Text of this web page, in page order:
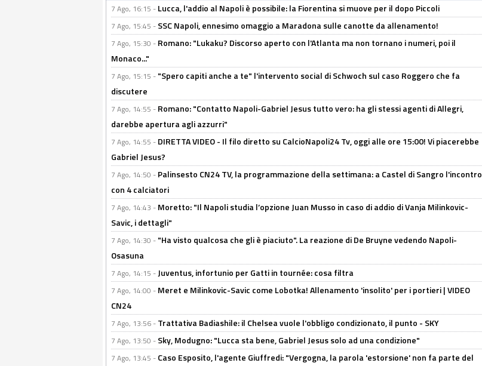
7 Ago, 16:15 - Lucca, l'addio al Napoli è possibile: la Fiorentina si muove per il dopo Piccoli
7 Ago, 15:45 - SSC Napoli, ennesimo omaggio a Maradona sulle canotte da allenamento!
7 Ago, 15:30 - Romano: "Lukaku? Discorso aperto con l'Atlanta ma non tornano i numeri, poi il
Monaco..."
7 Ago, 15:15 - "Spero capiti anche a te" l'intervento social di Schwoch sul caso Roggero che fa
discutere
7 Ago, 14:55 - Romano: "Contatto Napoli-Gabriel Jesus tutto vero: ha gli stessi agenti di Allegri,
darebbe apertura agli azzurri"
7 Ago, 14:55 - DIRETTA VIDEO - Il filo diretto su CalcioNapoli24 Tv, oggi alle ore 15:00! Vi piacerebbe
Gabriel Jesus?
7 Ago, 14:50 - Palinsesto CN24 TV, la programmazione della settimana: a Castel di Sangro l'incontro
con 4 calciatori
7 Ago, 14:43 - Moretto: "Il Napoli studia l’opzione Juan Musso in caso di addio di Vanja Milinkovic-
Savic, i dettagli"
7 Ago, 14:30 - "Ha visto qualcosa che gli è piaciuto". La reazione di De Bruyne vedendo Napoli-
Osasuna
7 Ago, 14:15 - Juventus, infortunio per Gatti in tournée: cosa filtra
7 Ago, 14:00 - Meret e Milinkovic-Savic come Lobotka! Allenamento 'insolito' per i portieri | VIDEO
CN24
7 Ago, 13:56 - Trattativa Badiashile: il Chelsea vuole l'obbligo condizionato, il punto - SKY
7 Ago, 13:50 - Sky, Modugno: "Lucca sta bene, Gabriel Jesus solo ad una condizione"
7 Ago, 13:45 - Caso Esposito, l'agente Giuffredi: "Vergogna, la parola 'estorsione' non fa parte del